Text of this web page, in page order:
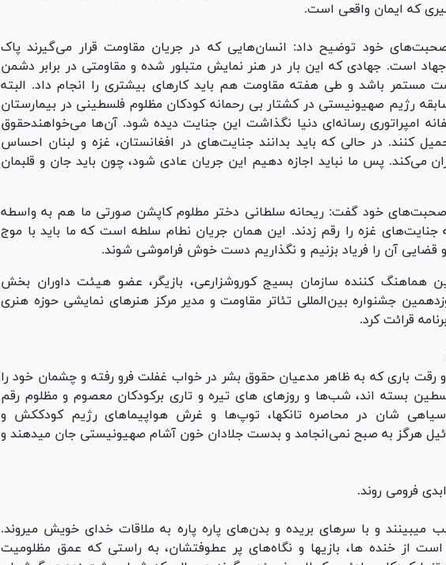
که ایمان واقعی است.
خود توضیح داد: انسان‌هایی که در جریان مقاومت قرار می‌گیرند پاک
است. جهادی که این بار در هنر نمایش متبلور شده و مقاومتی در برابر دشمن
مستمر باشد و طی هفته مقاومت هم باید کار‌های بیشتری را انجام داد. البته
رژیم صهیونیستی در کشتار بی رحمانه کودکان مظلوم فلسطینی در بیمارستان
امپراتوری رسانه‌ای دنیا نگذاشت این جنایت دیده شود. آن‌ها می‌خواهندحقوق
کنند. در حالی که باید بدانند جنایت‌های در افغانستان، غزه و لبنان احساس
می‌کند. پس ما نباید اجازه دهیم این جریان عادی شود، چون باید جان و قلبمان
خود گفت: ریحانه سلطانی دختر مطلوم کاپشن صورتی ما هم به واسطه
غزه را رقم زدند. این همان جریان نطام سلطه است که ما باید با موج
قضایی آن را فریاد بزنیم و نگذاریم دست خوش فراموشی شوند.
کننده سازمان بسیج کوروشزارعی، بازیگر، عضو هیئت داوران بخش
جشنواره بین‌المللی تئاتر مقاومت و مدیر مرکز هنر‌های نمایشی حوزه هنری
قرائت کرد.
و رقت باری که به ظاهر مدعیان حقوق بشر در خواب غفلت فرو رفته و چشمان خود را
بسته اند، شب‌ها و روز‌های های تیره و تاری برکودکان معصوم و مظلوم رقم
شان در محاصره تانکها، توپ‌ها و غرش هواپیما‌های رژیم کودک­کش و
هرگز به صبح نمی‌انجامد و بدست جلادان خون آشام صهیونیستی جان میدهند و
فرومی روند.
میبینند و با سر‌های بریده و بدن‌های پاره پاره به ملاقات خدای خویش میروند.
از خنده ها، بازی­ها و نگاه‌های پر عطوفتشان، به راستی که عمق مظلومیت